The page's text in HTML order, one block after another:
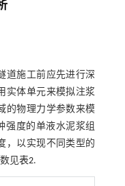
道施工前应先进行深
实体单元来模拟注浆
的物理力学参数来模
强度的单液水泥浆组
，以实现不同类型的
见表2.